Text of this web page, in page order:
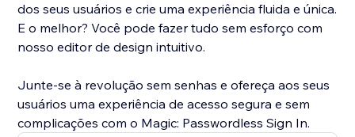
dos seus usuários e crie uma experiência fluida e única.
E o melhor? Você pode fazer tudo sem esforço com
nosso editor de design intuitivo.
Junte-se à revolução sem senhas e ofereça aos seus
usuários uma experiência de acesso segura e sem
complicações com o Magic: Passwordless Sign In.